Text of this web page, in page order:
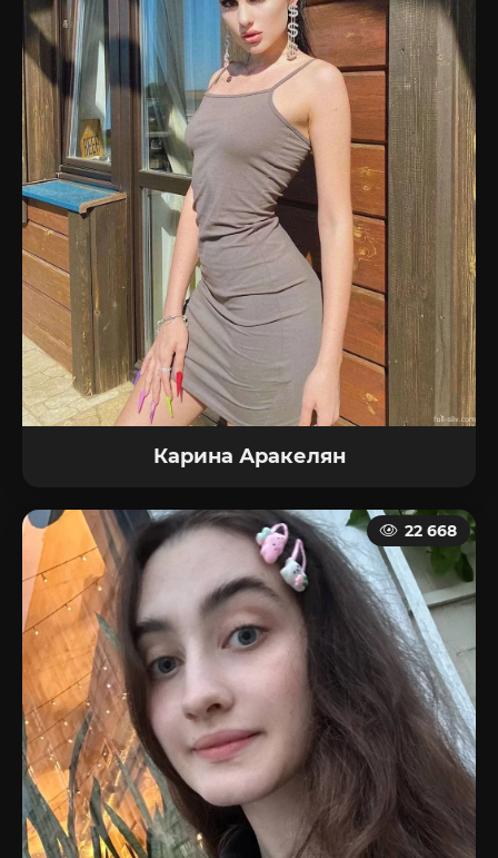
Карина Аракелян
22 668